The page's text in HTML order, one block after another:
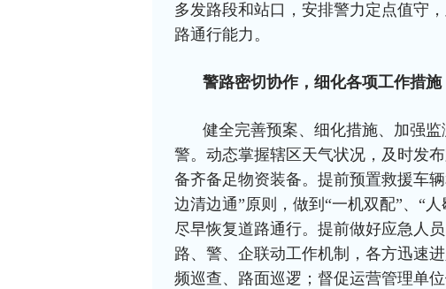
多发路段和站口，安排警力定点值守
路通行能力。
警路密切协作，细化各项工作措施
健全完善预案、细化措施、加强
警。动态掌握辖区天气状况，及时发
备齐备足物资装备。提前预置救援车
边清边通”原则，做到“一机双配”、“
尽早恢复道路通行。提前做好应急人
路、警、企联动工作机制，各方迅速
频巡查、路面巡逻；督促运营管理单